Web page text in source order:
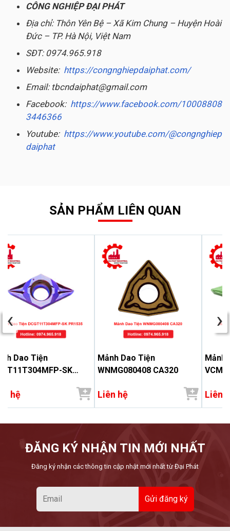
CÔNG NGHIỆP ĐẠI PHÁT
Địa chỉ: Thôn Yên Bệ – Xã Kim Chung – Huyện Hoài
Đức – TP. Hà Nội, Việt Nam
SĐT: 0974.965.918
Website: https://congnghiepdaiphat.com/
Email: tbcndaiphat@gmail.com
Facebook: https://www.facebook.com/10008808
3446366
Youtube: https://www.youtube.com/@congnghiep
daiphat
SẢN PHẨM LIÊN QUAN
Dao Tiện
SK
hệ
Mảnh Dao Tiện
WNMG080408 CA320
Liên hệ
Mảnh
Liên
‹ ›
ĐĂNG KÝ NHẬN TIN MỚI NHẤT
Đăng ký nhận các thông tin cập nhật mới nhất từ Đại Phát